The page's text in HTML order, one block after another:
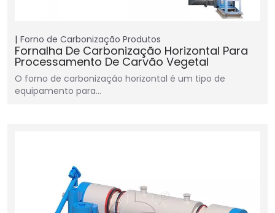
Forno de Carbonização Produtos
Fornalha De Carbonização Horizontal Para
Processamento De Carvão Vegetal
O forno de carbonização horizontal é um tipo de
equipamento para…